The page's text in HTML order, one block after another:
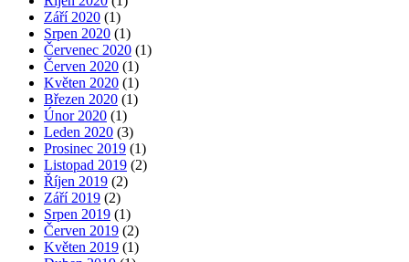
Září 2020 (1)
Srpen 2020 (1)
Červenec 2020 (1)
Červen 2020 (1)
Květen 2020 (1)
Březen 2020 (1)
Únor 2020 (1)
Leden 2020 (3)
Prosinec 2019 (1)
Listopad 2019 (2)
Říjen 2019 (2)
Září 2019 (2)
Srpen 2019 (1)
Červen 2019 (2)
Květen 2019 (1)